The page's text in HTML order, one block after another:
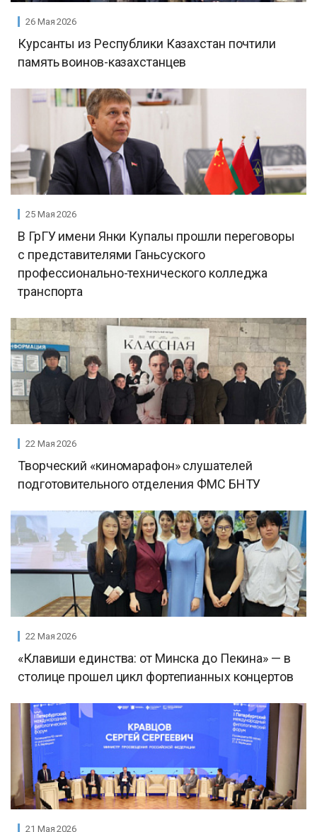
26 Мая 2026
Курсанты из Республики Казахстан почтили
память воинов-казахстанцев
25 Мая 2026
В ГрГУ имени Янки Купалы прошли переговоры
с представителями Ганьсуского
профессионально-технического колледжа
транспорта
22 Мая 2026
Творческий «киномарафон» слушателей
подготовительного отделения ФМС БНТУ
22 Мая 2026
«Клавиши единства: от Минска до Пекина» — в
столице прошел цикл фортепианных концертов
21 Мая 2026